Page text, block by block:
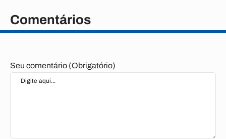
Comentários
Seu comentário (Obrigatório)